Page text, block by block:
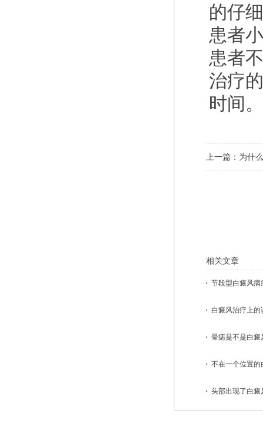
的仔
患者
患者
治疗
时间。
上一篇： 为什
相关文章
节段型白癜风病
白癜风治疗上的
晕痣是不是白癜
不在一个位置的
头部出现了白癜